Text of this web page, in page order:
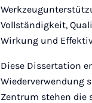
Vollständigkeit,
Wirkung und
Diese Dissertation
Wiederverwendung
Zentrum stehen die